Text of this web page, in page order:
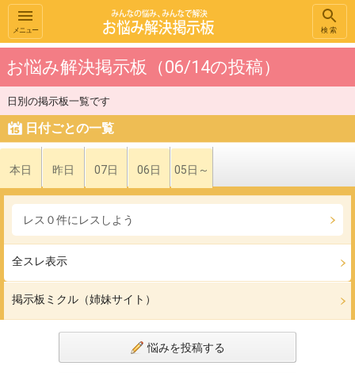
メニュー 検索
お悩み解決掲示板（06/14の投稿）
日別の掲示板一覧です
日付ごとの一覧
本日 昨日 07日 06日 05日～
レス０件にレスしよう
全スレ表示
掲示板ミクル（姉妹サイト）
悩みを投稿する